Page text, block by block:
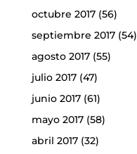
octubre 2017(56)
septiembre 2017(54)
agosto 2017(55)
julio 2017(47)
junio 2017(61)
mayo 2017(58)
abril 2017(32)